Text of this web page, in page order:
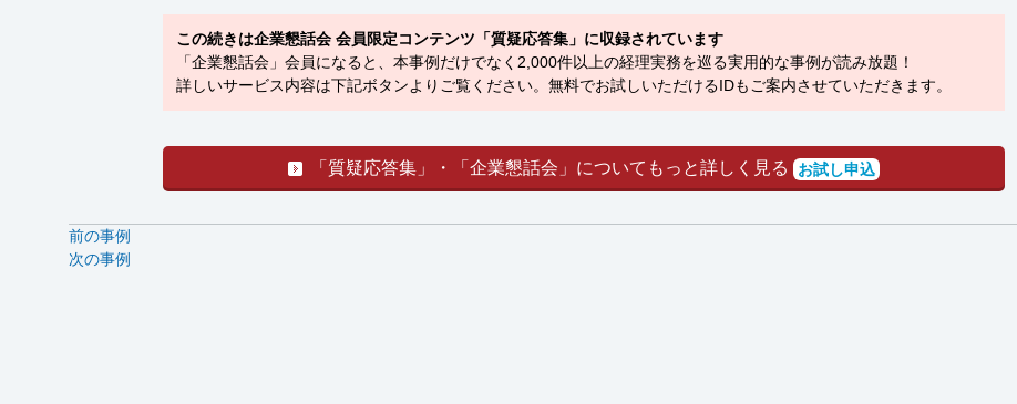
この続きは企業懇話会 会員限定コンテンツ「質疑応答集」に収録されています
「企業懇話会」会員になると、本事例だけでなく2,000件以上の経理実務を巡る実用的な事例が読み放題！
詳しいサービス内容は下記ボタンよりご覧ください。無料でお試しいただけるIDもご案内させていただきます。
「質疑応答集」・「企業懇話会」についてもっと詳しく見る お試し申込
前の事例
次の事例